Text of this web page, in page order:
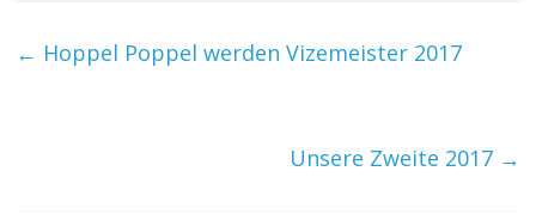
o A
← Hoppel Poppel werden Vizemeister 2017
Unsere Zweite 2017 →